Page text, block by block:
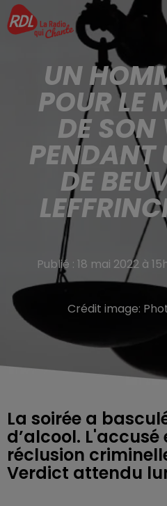
UN
POUR LE
DE
PENDANT
DE
Publié : 18 mai 2022 à
Crédit image:
La soirée a
d’alcool.
réclusion
Verdict attendu